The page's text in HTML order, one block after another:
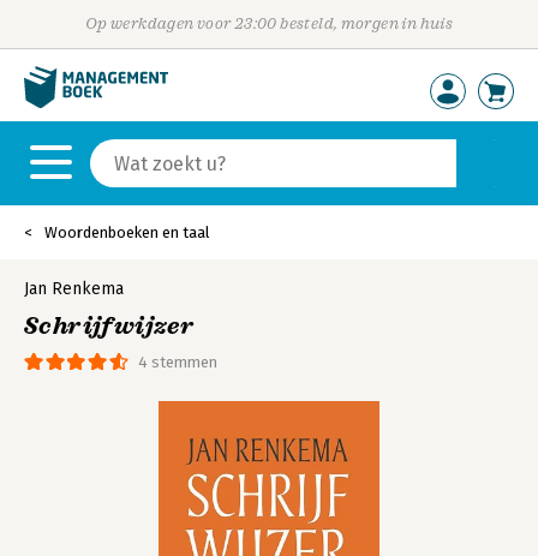
Op werkdagen voor 23:00 besteld, morgen in huis
Woordenboeken en taal
4 stemmen
Jan Renkema
Schrijfwijzer